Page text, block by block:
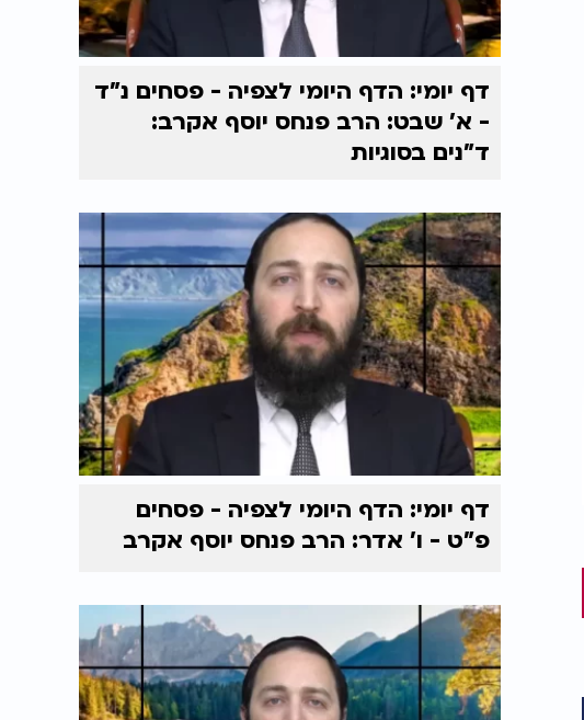
דף יומי: הדף היומי לצפיה - פסחים נ"ד
- א’ שבט: הרב פנחס יוסף אקרב:
ד"נים בסוגיות
דף יומי: הדף היומי לצפיה - פסחים
פ"ט - ו’ אדר: הרב פנחס יוסף אקרב